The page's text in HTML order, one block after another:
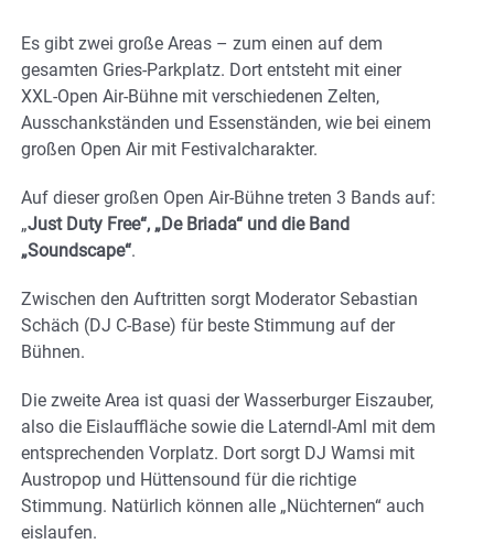
Es gibt zwei große Areas – zum einen auf dem
gesamten Gries-Parkplatz. Dort entsteht mit einer
XXL-Open Air-Bühne mit verschiedenen Zelten,
Ausschankständen und Essenständen, wie bei einem
großen Open Air mit Festivalcharakter.
Auf dieser großen Open Air-Bühne treten 3 Bands auf:
„Just Duty Free“, „De Briada“ und die Band
„Soundscape“.
Zwischen den Auftritten sorgt Moderator Sebastian
Schäch (DJ C-Base) für beste Stimmung auf der
Bühnen.
Die zweite Area ist quasi der Wasserburger Eiszauber,
also die Eislauffläche sowie die Laterndl-Aml mit dem
entsprechenden Vorplatz. Dort sorgt DJ Wamsi mit
Austropop und Hüttensound für die richtige
Stimmung. Natürlich können alle „Nüchternen“ auch
eislaufen.